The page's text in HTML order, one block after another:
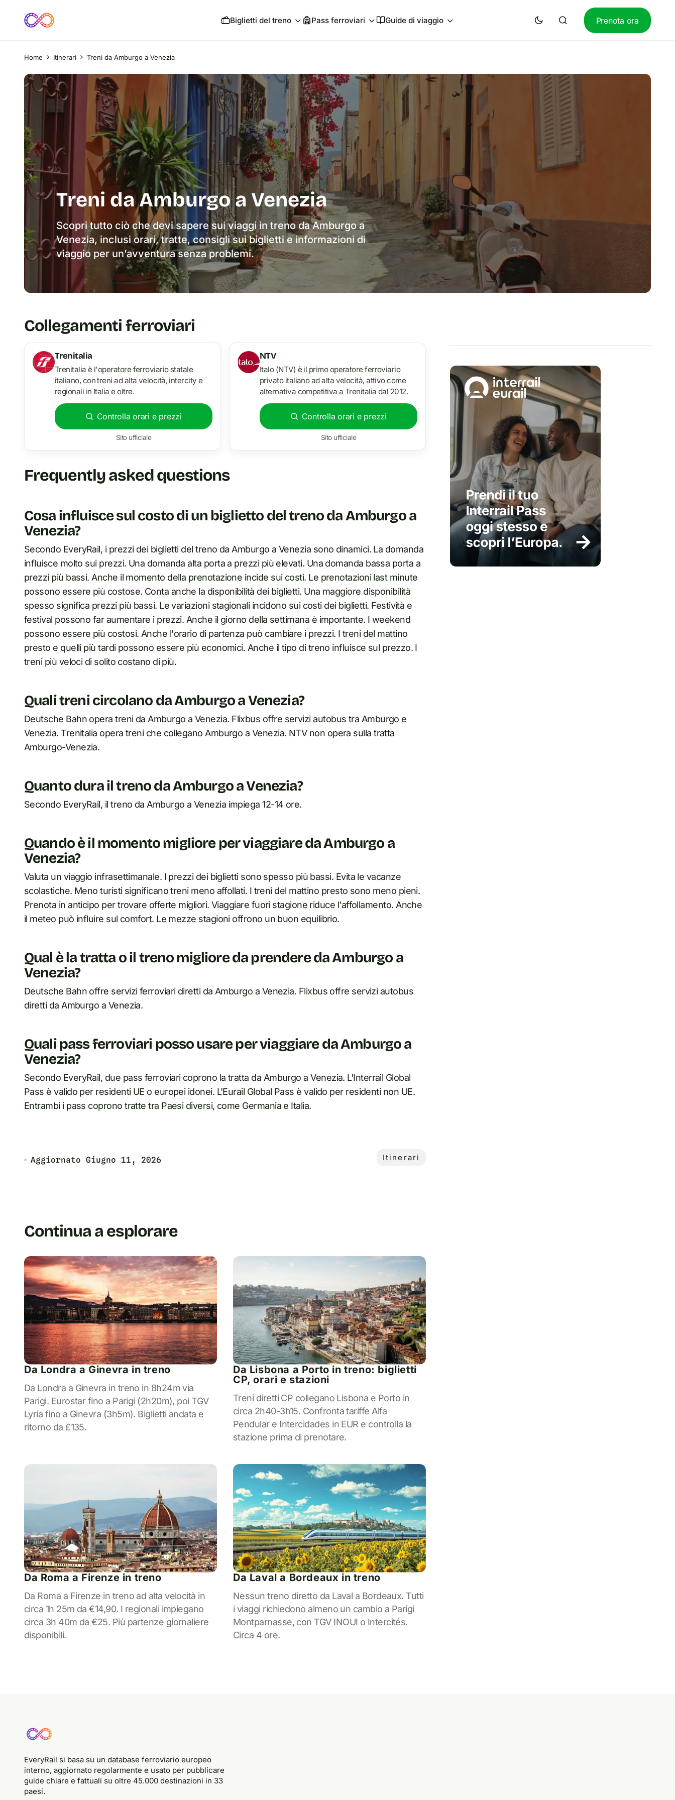
Biglietti del treno Pass ferroviari Guide di viaggio Prenota ora
Home Itinerari Treni da Amburgo a Venezia
Treni da Amburgo a Venezia
Scopri tutto ciò che devi sapere sui viaggi in treno da Amburgo a
Venezia, inclusi orari, tratte, consigli sui biglietti e informazioni di
viaggio per un’avventura senza problemi.
Collegamenti ferroviari
Trenitalia
Trenitalia è l'operatore ferroviario statale
italiano, con treni ad alta velocità, intercity e
regionali in Italia e oltre.
Controlla orari e prezzi
Sito ufficiale
NTV
Italo (NTV) è il primo operatore ferroviario
privato italiano ad alta velocità, attivo come
alternativa competitiva a Trenitalia dal 2012.
Controlla orari e prezzi
Sito ufficiale
Frequently asked questions
Cosa influisce sul costo di un biglietto del treno da Amburgo a
Venezia?
Secondo EveryRail, i prezzi dei biglietti del treno da Amburgo a Venezia sono dinamici. La domanda
influisce molto sui prezzi. Una domanda alta porta a prezzi più elevati. Una domanda bassa porta a
prezzi più bassi. Anche il momento della prenotazione incide sui costi. Le prenotazioni last minute
possono essere più costose. Conta anche la disponibilità dei biglietti. Una maggiore disponibilità
spesso significa prezzi più bassi. Le variazioni stagionali incidono sui costi dei biglietti. Festività e
festival possono far aumentare i prezzi. Anche il giorno della settimana è importante. I weekend
possono essere più costosi. Anche l'orario di partenza può cambiare i prezzi. I treni del mattino
presto e quelli più tardi possono essere più economici. Anche il tipo di treno influisce sul prezzo. I
treni più veloci di solito costano di più.
Quali treni circolano da Amburgo a Venezia?
Deutsche Bahn opera treni da Amburgo a Venezia. Flixbus offre servizi autobus tra Amburgo e
Venezia. Trenitalia opera treni che collegano Amburgo a Venezia. NTV non opera sulla tratta
Amburgo-Venezia.
Quanto dura il treno da Amburgo a Venezia?
Secondo EveryRail, il treno da Amburgo a Venezia impiega 12-14 ore.
Quando è il momento migliore per viaggiare da Amburgo a
Venezia?
Valuta un viaggio infrasettimanale. I prezzi dei biglietti sono spesso più bassi. Evita le vacanze
scolastiche. Meno turisti significano treni meno affollati. I treni del mattino presto sono meno pieni.
Prenota in anticipo per trovare offerte migliori. Viaggiare fuori stagione riduce l'affollamento. Anche
il meteo può influire sul comfort. Le mezze stagioni offrono un buon equilibrio.
Qual è la tratta o il treno migliore da prendere da Amburgo a
Venezia?
Deutsche Bahn offre servizi ferroviari diretti da Amburgo a Venezia. Flixbus offre servizi autobus
diretti da Amburgo a Venezia.
Quali pass ferroviari posso usare per viaggiare da Amburgo a
Venezia?
Secondo EveryRail, due pass ferroviari coprono la tratta da Amburgo a Venezia. L'Interrail Global
Pass è valido per residenti UE o europei idonei. L'Eurail Global Pass è valido per residenti non UE.
Entrambi i pass coprono tratte tra Paesi diversi, come Germania e Italia.
Aggiornato Giugno 11, 2026 Itinerari
Continua a esplorare
Da Londra a Ginevra in treno
Da Londra a Ginevra in treno in 8h24m via
Parigi. Eurostar fino a Parigi (2h20m), poi TGV
Lyria fino a Ginevra (3h5m). Biglietti andata e
ritorno da £135.
Da Lisbona a Porto in treno: biglietti
CP, orari e stazioni
Treni diretti CP collegano Lisbona e Porto in
circa 2h40-3h15. Confronta tariffe Alfa
Pendular e Intercidades in EUR e controlla la
stazione prima di prenotare.
Da Roma a Firenze in treno
Da Roma a Firenze in treno ad alta velocità in
circa 1h 25m da €14,90. I regionali impiegano
circa 3h 40m da €25. Più partenze giornaliere
disponibili.
Da Laval a Bordeaux in treno
Nessun treno diretto da Laval a Bordeaux. Tutti
i viaggi richiedono almeno un cambio a Parigi
Montparnasse, con TGV INOUI o Intercités.
Circa 4 ore.
EveryRail si basa su un database ferroviario europeo
interno, aggiornato regolarmente e usato per pubblicare
guide chiare e fattuali su oltre 45.000 destinazioni in 33
paesi.